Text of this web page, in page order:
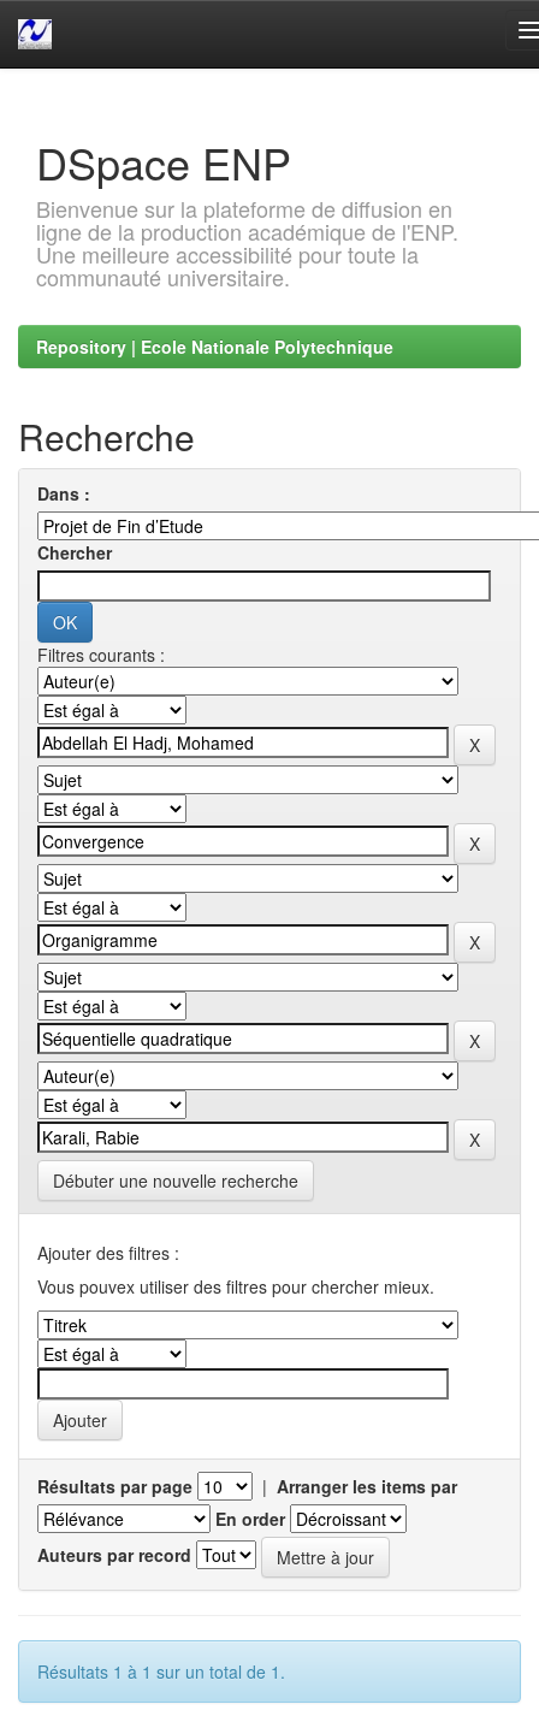
DSpace ENP
Bienvenue sur la plateforme de diffusion en
ligne de la production académique de l'ENP.
Une meilleure accessibilité pour toute la
communauté universitaire.
Repository | Ecole Nationale Polytechnique
Recherche
Dans :
Chercher
Filtres courants :
Débuter une nouvelle recherche
Ajouter des filtres :
Vous pouvex utiliser des filtres pour chercher mieux.
Résultats par page | Arranger les items par
En order
Auteurs par record
Résultats 1 à 1 sur un total de 1.